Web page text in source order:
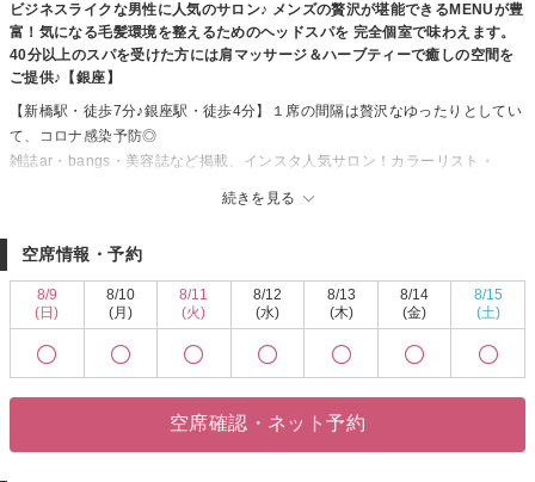
ビジネスライクな男性に人気のサロン♪ メンズの贅沢が堪能できるMENUが豊
富！気になる毛髪環境を整えるためのヘッドスパを 完全個室で味わえます。
40分以上のスパを受けた方には肩マッサージ＆ハーブティーで癒しの空間を
ご提供♪【銀座】
続きを見る
【新橋駅・徒歩7分♪銀座駅・徒歩4分】１席の間隔は贅沢なゆったりとしてい
て、コロナ感染予防◎
雑誌ar・bangs・美容誌など掲載、インスタ人気サロン！カラーリスト・
のスタイルなどを踏まえた上で、似合うスタイルに仕上げます。
店内は、白を基調とした落ち着いた雰囲気の空間◎リラックスしてサロンタ
イムをお過ごしください。メニューはお悩みに合わせて対応できるように豊
をお運びください。
ください♪皆様のご来店を心よりお待ちしています。
空席情報・予約
8/9
(日)
8/10
(月)
8/11
(火)
8/12
(水)
8/13
(木)
8/14
(金)
8/15
(土)
空席確認・ネット予約